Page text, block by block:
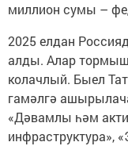
миллион сумы –
2025 елдан
алды. Алар
колачлый. Быел
гамәлгә
«Дәвамлы һәм
инфраструктура»,